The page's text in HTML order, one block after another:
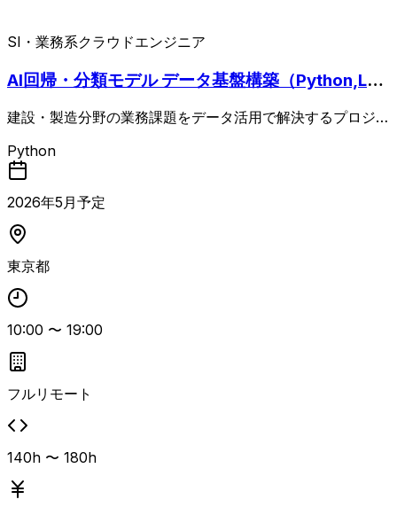
SI・業務系クラウドエンジニア
AI回帰・分類モデル データ基盤構築（Python,LL
建設・製造分野の業務課題をデータ活用で解決するプロジェ
分析基盤の設計・構築を担当する案件。回帰・分類モデルの
実装や、LLMを用いた自然言語処理による解析、AWS環境
上でのシステム開発・運用が主な業務となります。 Python
を用いた機械学習モデル構築経験、LLMを用いた開発経
験、AIアプリケーション開発経験が必須となり、自然言語
よりマッチします。
Python
2026年5月予定
東京都
10:00 〜 19:00
フルリモート
140h 〜 180h